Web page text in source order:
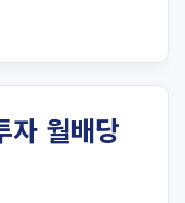
자 월배당